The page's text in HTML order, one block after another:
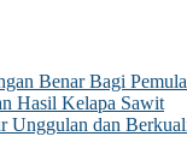
Benar Bagi Pemula
Hasil Kelapa Sawit
Unggulan dan